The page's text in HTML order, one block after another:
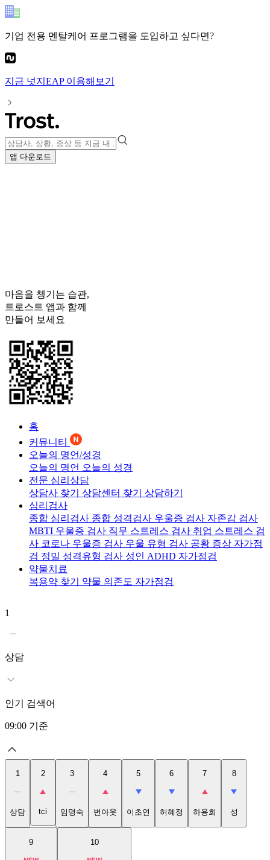
기업 전용 멘탈케어 프로그램을 도입하고 싶다면?
지금 넛지EAP이용해보기
앱 다운로드
마음을 챙기는 습관,
트로스트 앱과 함께
만들어 보세요
홈
커뮤니티
오늘의 명언/성경
오늘의 명언 오늘의 성경
전문 심리상담
상담사 찾기 상담센터 찾기 상담하기
심리검사
종합 심리검사 종합 성격검사 우울증 검사 자존감 검사
MBTI 우울증 검사 직무 스트레스 검사 취업 스트레스 검
사 코로나 우울증 검사 우울 유형 검사 공황 증상 자가점
검 정밀 성격유형 검사 성인 ADHD 자가점검
약물치료
복용약 찾기 약물 의존도 자가점검
1
상담
인기 검색어
09:00 기준
1
상담
2
tci
3
임명숙
4
번아웃
5
이초연
6
허혜정
7
하용희
8
성
9 10